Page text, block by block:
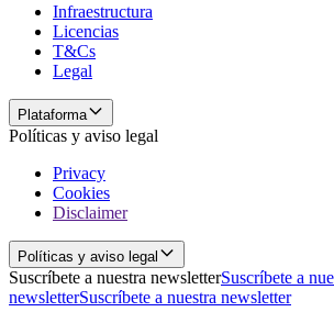
Infraestructura
Licencias
T&Cs
Legal
Plataforma
Políticas y aviso legal
Privacy
Cookies
Disclaimer
Políticas y aviso legal
Suscríbete a nuestra newsletterSuscríbete a
newsletterSuscríbete a nuestra newsletter